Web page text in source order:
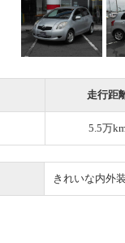
走行距
5.5万
きれいな内外